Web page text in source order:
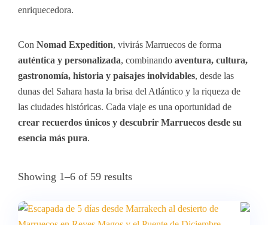
enriquecedora.
Con Nomad Expedition, vivirás Marruecos de forma
auténtica y personalizada, combinando aventura, cultura,
gastronomía, historia y paisajes inolvidables, desde las
dunas del Sahara hasta la brisa del Atlántico y la riqueza de
las ciudades históricas. Cada viaje es una oportunidad de
crear recuerdos únicos y descubrir Marruecos desde su
esencia más pura.
Showing 1–6 of 59 results